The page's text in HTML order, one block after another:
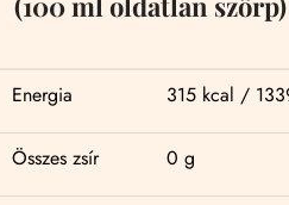
Energia 315 kcal /
Összes zsír 0 g